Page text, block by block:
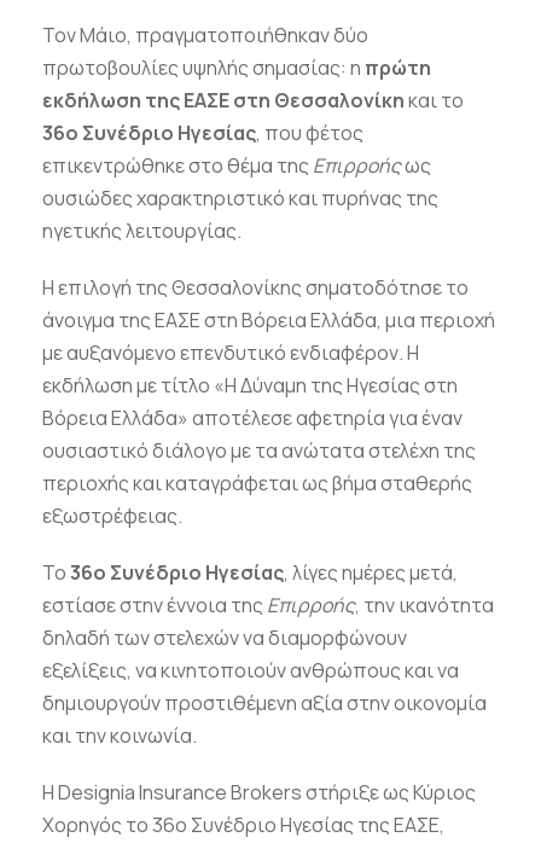
Τον Μάιο, πραγματοποιήθηκαν δύο
πρωτοβουλίες υψηλής σημασίας: η πρώτη
εκδήλωση της ΕΑΣΕ στη Θεσσαλονίκηκαι το
36ο Συνέδριο Ηγεσίας, που φέτος
επικεντρώθηκε στο θέμα της Επιρροήςως
ουσιώδες χαρακτηριστικό και πυρήνας της
ηγετικής λειτουργίας.
Η επιλογή της Θεσσαλονίκης σηματοδότησε το
άνοιγμα της ΕΑΣΕ στη Βόρεια Ελλάδα, μια περιοχή
με αυξανόμενο επενδυτικό ενδιαφέρον. Η
εκδήλωση με τίτλο «Η Δύναμη της Ηγεσίας στη
Βόρεια Ελλάδα» αποτέλεσε αφετηρία για έναν
ουσιαστικό διάλογο με τα ανώτατα στελέχη της
περιοχής και καταγράφεται ως βήμα σταθερής
εξωστρέφειας.
Το36ο Συνέδριο Ηγεσίας, λίγες ημέρες μετά,
εστίασε στην έννοια της Επιρροής, την ικανότητα
δηλαδή των στελεχών να διαμορφώνουν
εξελίξεις, να κινητοποιούν ανθρώπους και να
δημιουργούν προστιθέμενη αξία στην οικονομία
και την κοινωνία.
Η Designia Insurance Brokers στήριξε ως Κύριος
Χορηγός το 36ο Συνέδριο Ηγεσίας της ΕΑΣΕ,